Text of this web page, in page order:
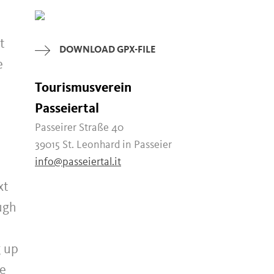
up
DOWNLOAD GPX-FILE
Tourismusverein
Passeiertal
Passeirer Straße 40
39015 St. Leonhard in Passeier
info@passeiertal.it